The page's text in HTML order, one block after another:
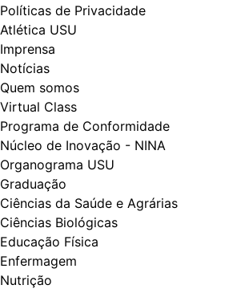
Políticas de Privacidade
Atlética USU
Imprensa
Notícias
Quem somos
Virtual Class
Programa de Conformidade
Núcleo de Inovação - NINA
Organograma USU
Graduação
Ciências da Saúde e Agrárias
Ciências Biológicas
Educação Física
Enfermagem
Nutrição